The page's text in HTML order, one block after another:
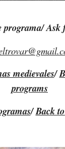
programa/
medievales/
programs
/Back